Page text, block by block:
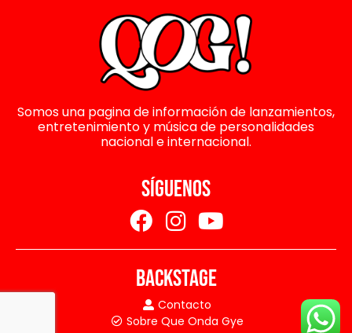
Somos una pagina de información de lanzamientos,
entretenimiento y música de personalidades
nacional e internacional.
SÍGUENOS
BACKSTAGE
Contacto
Sobre Que Onda Gye